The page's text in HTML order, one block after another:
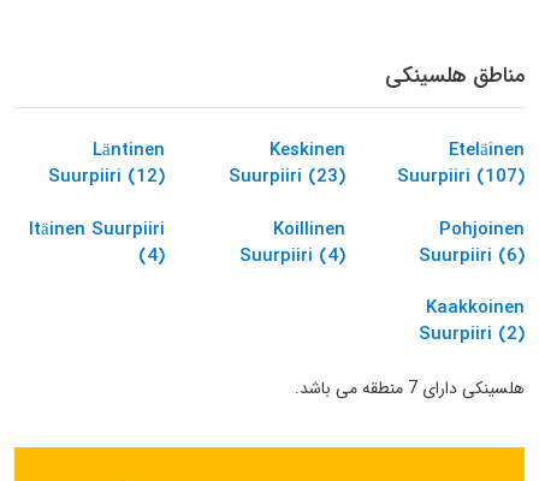
مناطق هلسینکی
Eteläinen
Suurpiiri (107)
Keskinen
Suurpiiri (23)
Läntinen
Suurpiiri (12)
Pohjoinen
Suurpiiri (6)
Koillinen
Suurpiiri (4)
Itäinen Suurpiiri
(4)
Kaakkoinen
Suurpiiri (2)
هلسینکی دارای 7 منطقه می باشد.